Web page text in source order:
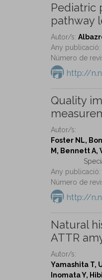
Pediatric
pathway
Autor/s:
Any publicació:
Número de
http://
Quality
Autor/s:
Foster NL,
M, Bennett A,
Any publicació:
Número de
http://
Natural
ATTR
Autor/s:
Yamashita T,
Inomata Y,